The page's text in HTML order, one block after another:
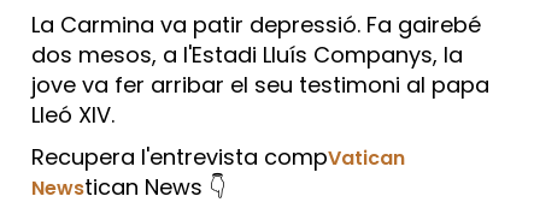
La Carmina va patir depressió. Fa gairebé
dos mesos, a l'Estadi Lluís Companys, la
jove va fer arribar el seu testimoni al papa
Lleó XIV.
Recupera l'entrevista compVatican
Newstican News 👇